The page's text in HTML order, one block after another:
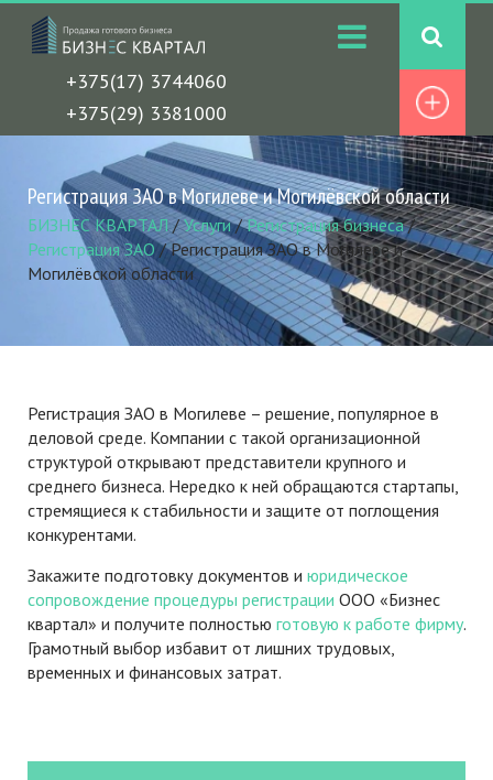
+375(17) 3744060
+375(29) 3381000
Регистрация ЗАО в Могилеве и Могилёвской области
БИЗНЕС КВАРТАЛ/Услуги/Регистрация бизнеса/
Регистрация ЗАО/Регистрация ЗАО в Могилеве и
Могилёвской области
Регистрация ЗАО в Могилеве – решение, популярное в
деловой среде. Компании с такой организационной
структурой открывают представители крупного и
среднего бизнеса. Нередко к ней обращаются стартапы,
стремящиеся к стабильности и защите от поглощения
конкурентами.
Закажите подготовку документов и юридическое
сопровождение процедуры регистрации ООО «Бизнес
квартал» и получите полностью готовую к работе фирму.
Грамотный выбор избавит от лишних трудовых,
временных и финансовых затрат.